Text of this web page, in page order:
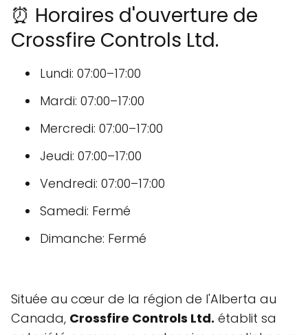
⏰ Horaires d'ouverture de
Crossfire Controls Ltd.
Lundi: 07:00–17:00
Mardi: 07:00–17:00
Mercredi: 07:00–17:00
Jeudi: 07:00–17:00
Vendredi: 07:00–17:00
Samedi: Fermé
Dimanche: Fermé
Située au cœur de la région de l'Alberta au
Canada, Crossfire Controls Ltd. établit sa